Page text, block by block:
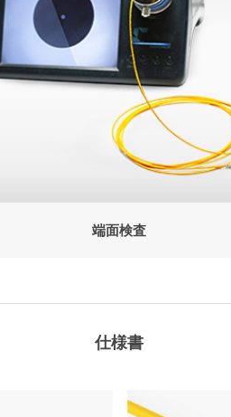
端面検査
仕様書